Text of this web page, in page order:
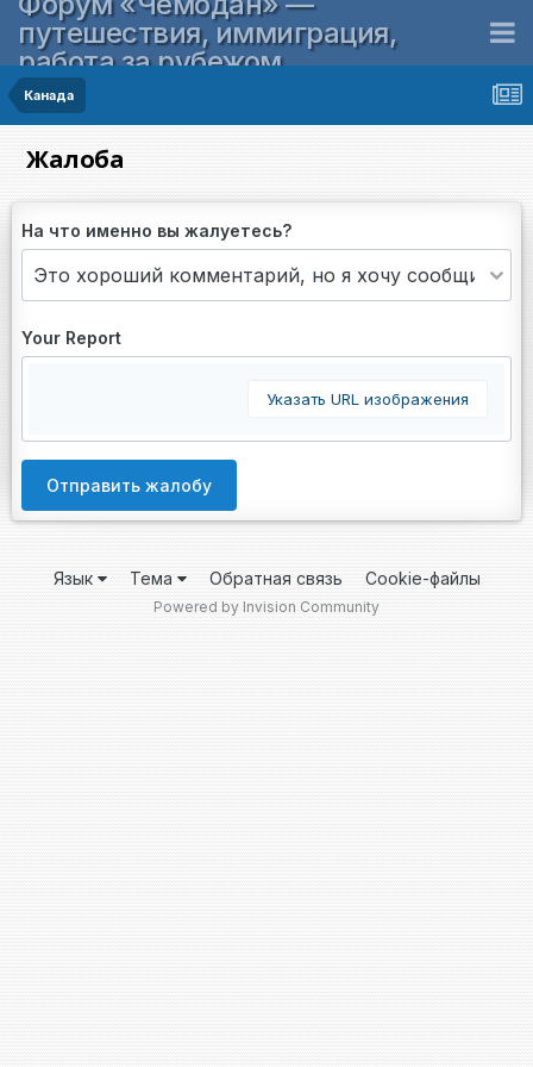
путешествия, иммиграция,
работа за рубежом
Канада
Жалоба
На что именно вы жалуетесь?
Your Report
Указать URL изображения
Отправить жалобу
Язык Тема Обратная связь Cookie-файлы
Powered by Invision Community